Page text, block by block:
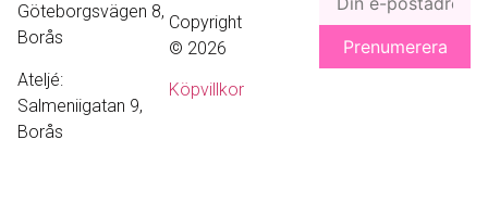
Göteborgsvägen 8,
Borås
Ateljé:
Salmeniigatan 9,
Borås
Copyright
© 2026
Köpvillkor